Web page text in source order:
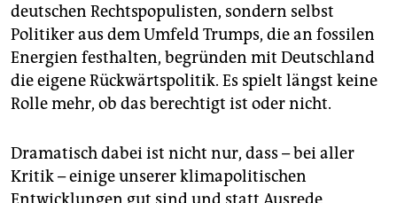
deutschen Rechtspopulisten, sondern selbst
Politiker aus dem Umfeld Trumps, die an fossilen
Energien festhalten, begründen mit Deutschland
die eigene Rückwärtspolitik. Es spielt längst keine
Rolle mehr, ob das berechtigt ist oder nicht.
Dramatisch dabei ist nicht nur, dass – bei aller
Kritik – einige unserer klimapolitischen